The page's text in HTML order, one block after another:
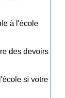
à l'école
des devoirs
si votre